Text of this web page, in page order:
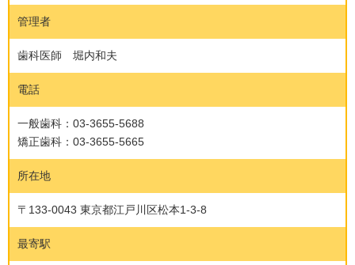
管理者
歯科医師 堀内和夫
電話
一般歯科：03-3655-5688
矯正歯科：03-3655-5665
所在地
〒133-0043 東京都江戸川区松本1-3-8
最寄駅